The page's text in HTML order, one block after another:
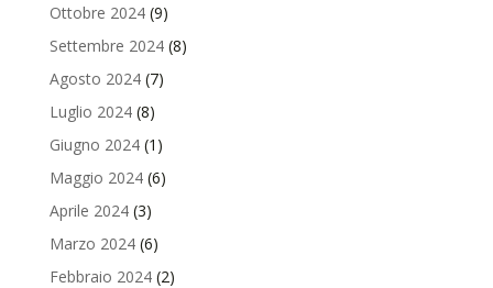
Ottobre 2024(9)
Settembre 2024(8)
Agosto 2024(7)
Luglio 2024(8)
Giugno 2024(1)
Maggio 2024(6)
Aprile 2024(3)
Marzo 2024(6)
Febbraio 2024(2)